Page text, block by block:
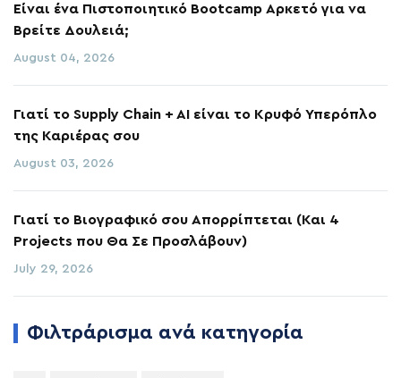
Είναι ένα Πιστοποιητικό Bootcamp Αρκετό για να
Βρείτε Δουλειά;
August 04, 2026
Γιατί το Supply Chain + AI είναι το Κρυφό Υπερόπλο
της Καριέρας σου
August 03, 2026
Γιατί το Βιογραφικό σου Απορρίπτεται (Και 4
Projects που Θα Σε Προσλάβουν)
July 29, 2026
Φιλτράρισμα ανά κατηγορία